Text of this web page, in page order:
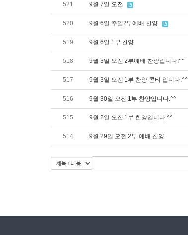
521 9월 7일 오전
520 9월 6일 주일2부예배 찬양
519 9월 6일 1부 찬양
518 9월 3일 오전 2부예배 찬양입니다!^^
517 9월 3일 오전 1부 찬양 콘티 입니다.^^
516 9월 30일 오전 1부 찬양입니다.^^
515 9월 2일 오전 1부 찬양입니다.^^
514 9월 29일 오전 2부 예배 찬양